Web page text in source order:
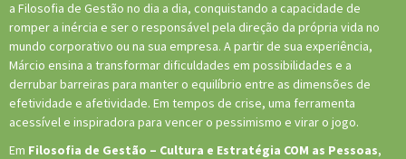
a Filosofia de Gestão no dia a dia, conquistando a capacidade de
romper a inércia e ser o responsável pela direção da própria vida no
mundo corporativo ou na sua empresa. A partir de sua experiência,
Márcio ensina a transformar dificuldades em possibilidades e a
derrubar barreiras para manter o equilíbrio entre as dimensões de
efetividade e afetividade. Em tempos de crise, uma ferramenta
acessível e inspiradora para vencer o pessimismo e virar o jogo.
Em Filosofia de Gestão – Cultura e Estratégia COM as Pessoas,